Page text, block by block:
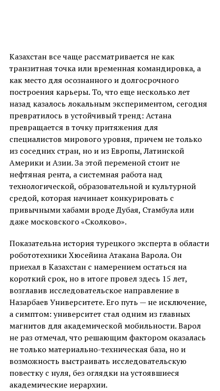
Казахстан все чаще рассматривается не как
транзитная точка или временная командировка, а
как место для осознанного и долгосрочного
построения карьеры. То, что еще несколько лет
назад казалось локальным экспериментом, сегодня
превратилось в устойчивый тренд: Астана
превращается в точку притяжения для
специалистов мирового уровня, причем не только
из соседних стран, но и из Европы, Латинской
Америки и Азии. За этой переменой стоит не
нефтяная рента, а системная работа над
технологической, образовательной и культурной
средой, которая начинает конкурировать с
привычными хабами вроде Дубая, Стамбула или
даже московского «Сколково».
Показательна история турецкого эксперта в области
робототехники Хюсейина Атакана Варола. Он
приехал в Казахстан с намерением остаться на
короткий срок, но в итоге провел здесь 15 лет,
возглавив исследовательское направление в
Назарбаев Университете. Его путь — не исключение,
а симптом: университет стал одним из главных
магнитов для академической мобильности. Варол
не раз отмечал, что решающим фактором оказалась
не только материально-техническая база, но и
возможность выстраивать исследовательскую
повестку с нуля, без оглядки на устоявшиеся
академические иерархии.